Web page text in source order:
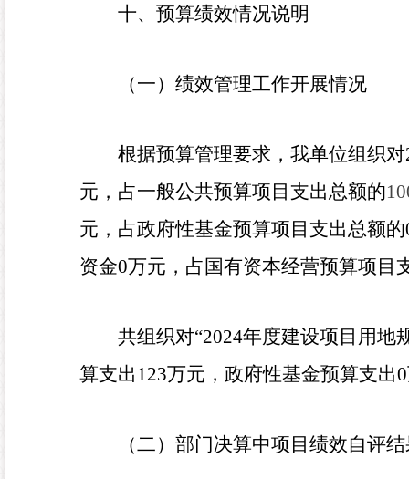
十、预算绩效情况说明
（一）绩效管理工作开展情况
根据预算管理要求，我单位组织对
元，占一般公共预算项目支出总额的
元，占政府性基金预算项目支出总额的
资金0万元，占国有资本经营预算项目
共组织对“2024年度建设项目用地
算支出 123万元 ， 政府性基金预算支出0
（二）部门决算中项目绩效自评